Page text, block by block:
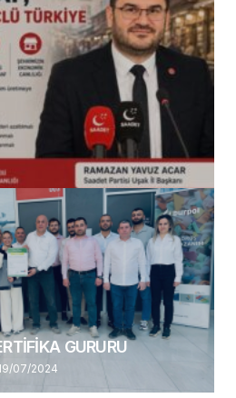
14/07/2026
GURURU
07/2024